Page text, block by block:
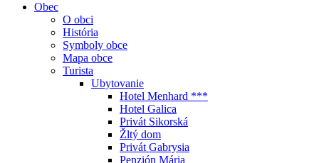
Obec
O obci
História
Symboly obce
Mapa obce
Turista
Ubytovanie
Hotel Menhard ***
Hotel Galica
Privát Sikorská
Žltý dom
Privát Gabrysia
Penzión Mária